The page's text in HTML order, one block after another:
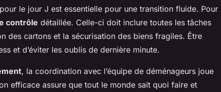
pour le jour J est essentielle pour une transition fluide. Pour
contrôle détaillée. Celle-ci doit inclure toutes les tâches
des cartons et la sécurisation des biens fragiles. Être
et d’éviter les oublis de dernière minute.
, la coordination avec l’équipe de déménageurs joue
efficace assure que tout le monde sait quoi faire et